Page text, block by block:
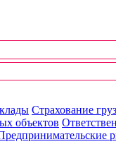
Страхование
объектов